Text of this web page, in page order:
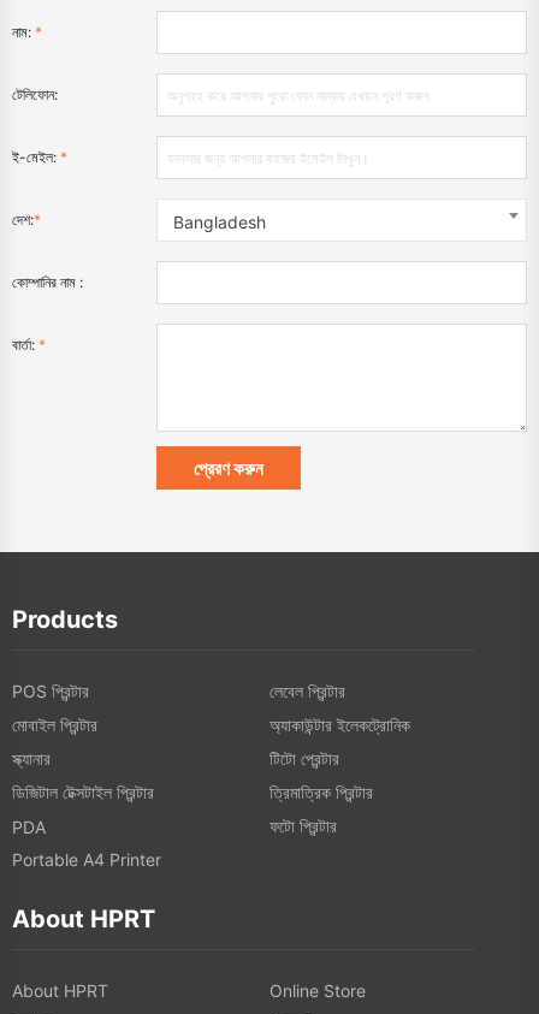
নাম: *
টেলিফোন:
ই-মেইল: *
দেশ:* Bangladesh
কোম্পানির নাম :
বার্তা: *
Products
POS প্রিন্টার
লেবেল প্রিন্টার
মোবাইল প্রিন্টার
অ্যাকাউন্টার ইলেকট্রোনিক
স্ক্যানার
টিটো প্রেন্টার
ডিজিটাল টেক্সটাইল প্রিন্টার
ত্রিমাত্রিক প্রিন্টার
PDA
ফটো প্রিন্টার
Portable A4 Printer
About HPRT
About HPRT
Online Store